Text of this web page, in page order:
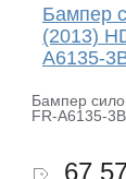
Бампер
(2013)
A6135-
Бампер
FR-A6135-
67